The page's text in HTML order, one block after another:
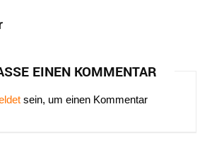
EINEN KOMMENTAR
sein, um einen Kommentar